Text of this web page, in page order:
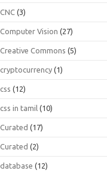
CNC (3)
Computer Vision (27)
Creative Commons (5)
cryptocurrency (1)
css (12)
css in tamil (10)
Curated (17)
Curated (2)
database (12)